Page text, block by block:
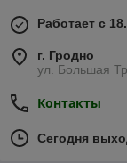
Работает с
г. Гродно
ул. Большая
Контакты
Сегодня